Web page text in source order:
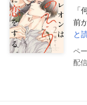
「
前
と
配